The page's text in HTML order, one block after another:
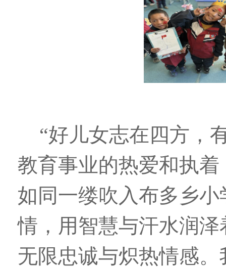
“好儿女志在四方，
教育事业的热爱和执
如同一缕吹入布多乡
情，用智慧与汗水润
无限忠诚与炽热情感